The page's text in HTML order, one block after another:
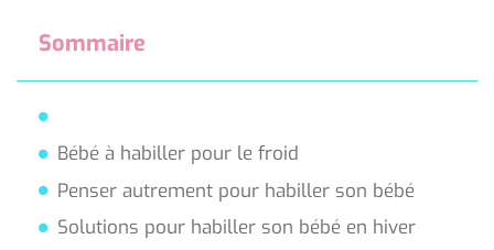
Sommaire
Bébé à habiller pour le froid
Penser autrement pour habiller son bébé
Solutions pour habiller son bébé en hiver